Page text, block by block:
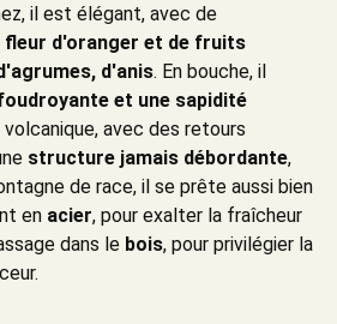
il est élégant, avec de
fleur d'oranger et de fruits
d'anis. En bouche, il
et une sapidité
avec des retours
structure jamais débordante,
de race, il se prête aussi bien
en acier, pour exalter la fraîcheur
dans le bois, pour privilégier la